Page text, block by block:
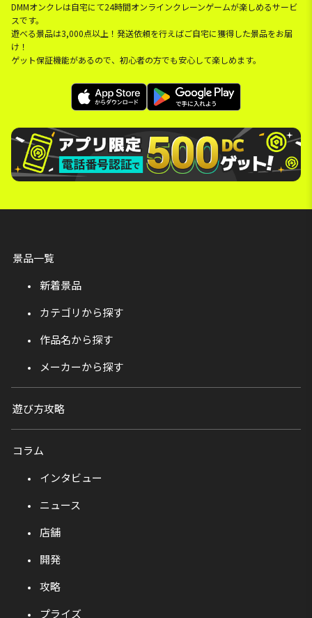
DMMオンクレは自宅にて24時間オンラインクレーンゲームが楽しめるサービ
スです。
遊べる景品は3,000点以上！発送依頼を行えばご自宅に獲得した景品をお届
け！
ゲット保証機能があるので、初心者の方でも安心して楽しめます。
景品一覧
新着景品
カテゴリから探す
作品名から探す
メーカーから探す
遊び方攻略
コラム
インタビュー
ニュース
店舗
開発
攻略
プライズ